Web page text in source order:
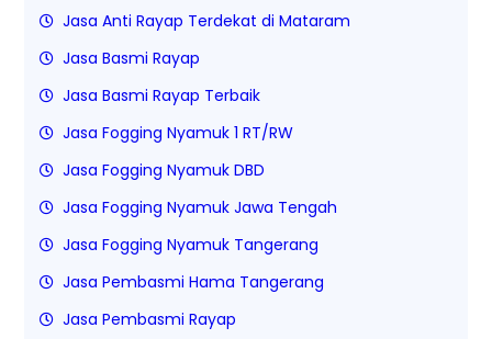
Jasa Anti Rayap Terdekat di Mataram
Jasa Basmi Rayap
Jasa Basmi Rayap Terbaik
Jasa Fogging Nyamuk 1 RT/RW
Jasa Fogging Nyamuk DBD
Jasa Fogging Nyamuk Jawa Tengah
Jasa Fogging Nyamuk Tangerang
Jasa Pembasmi Hama Tangerang
Jasa Pembasmi Rayap